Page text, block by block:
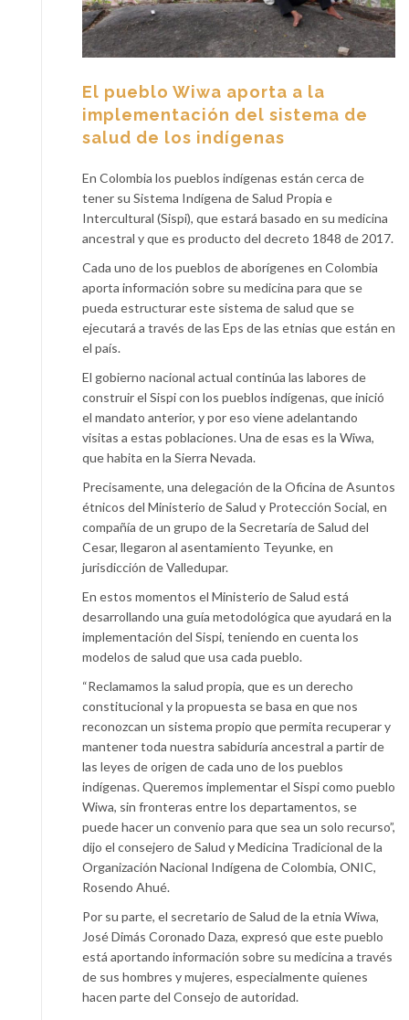
El pueblo Wiwa aporta a la
implementación del sistema de
salud de los indígenas
En Colombia los pueblos indígenas están cerca de
tener su Sistema Indígena de Salud Propia e
Intercultural (Sispi), que estará basado en su medicina
ancestral y que es producto del decreto 1848 de 2017.
Cada uno de los pueblos de aborígenes en Colombia
aporta información sobre su medicina para que se
pueda estructurar este sistema de salud que se
ejecutará a través de las Eps de las etnias que están en
el país.
El gobierno nacional actual continúa las labores de
construir el Sispi con los pueblos indígenas, que inició
el mandato anterior, y por eso viene adelantando
visitas a estas poblaciones. Una de esas es la Wiwa,
que habita en la Sierra Nevada.
Precisamente, una delegación de la Oficina de Asuntos
étnicos del Ministerio de Salud y Protección Social, en
compañía de un grupo de la Secretaría de Salud del
Cesar, llegaron al asentamiento Teyunke, en
jurisdicción de Valledupar.
En estos momentos el Ministerio de Salud está
desarrollando una guía metodológica que ayudará en la
implementación del Sispi, teniendo en cuenta los
modelos de salud que usa cada pueblo.
“Reclamamos la salud propia, que es un derecho
constitucional y la propuesta se basa en que nos
reconozcan un sistema propio que permita recuperar y
mantener toda nuestra sabiduría ancestral a partir de
las leyes de origen de cada uno de los pueblos
indígenas. Queremos implementar el Sispi como pueblo
Wiwa, sin fronteras entre los departamentos, se
puede hacer un convenio para que sea un solo recurso”,
dijo el consejero de Salud y Medicina Tradicional de la
Organización Nacional Indígena de Colombia, ONIC,
Rosendo Ahué.
Por su parte, el secretario de Salud de la etnia Wiwa,
José Dimás Coronado Daza, expresó que este pueblo
está aportando información sobre su medicina a través
de sus hombres y mujeres, especialmente quienes
hacen parte del Consejo de autoridad.